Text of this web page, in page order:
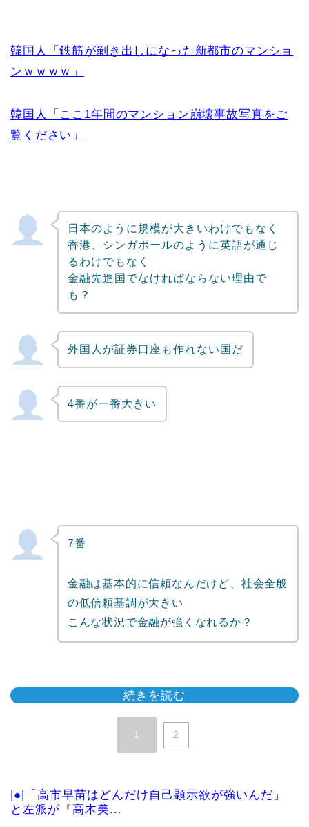
韓国人「鉄筋が剝き出しになった新都市のマンショ
ンｗｗｗｗ」
韓国人「ここ1年間のマンション崩壊事故写真をご
覧ください」
日本のように規模が大きいわけでもなく
香港、シンガポールのように英語が通じ
るわけでもなく
金融先進国でなければならない理由で
も？
外国人が証券口座も作れない国だ
4番が一番大きい
7番
金融は基本的に信頼なんだけど、社会全般
の低信頼基調が大きい
こんな状況で金融が強くなれるか？
続きを読む
1 2
|●|「高市早苗はどんだけ自己顕示欲が強いんだ」
と左派が『高木美...